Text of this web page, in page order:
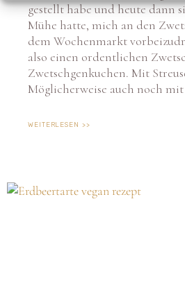
gestellt habe und heute dann
Mühe hatte, mich an den
dem Wochenmarkt
also einen ordentlichen
Zwetschgenkuchen. Mit
Möglicherweise auch noch mit
WEITERLESEN >>